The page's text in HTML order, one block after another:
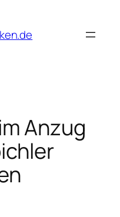
Anzug